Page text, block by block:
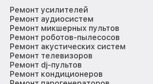
Ремонт усилителей
Ремонт аудиосистем
Ремонт микшерных пультов
Ремонт роботов-пылесосов
Ремонт акустических систем
Ремонт телевизоров
Ремонт dj-пультов
Ремонт кондиционеров